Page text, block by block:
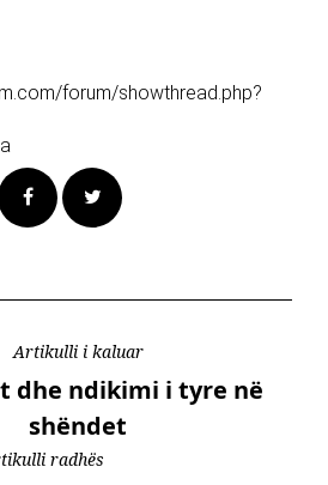
forum/showthread.php?
Artikulli i kaluar
dhe ndikimi i tyre në
shëndet
radhës